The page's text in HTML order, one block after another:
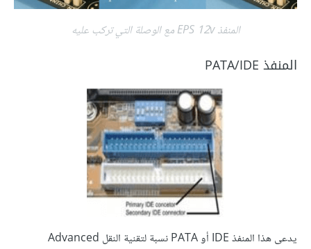
المنفذ EPS 12v مع الوصلة التي تركب عليه
المنفذ PATA/IDE
يدعى هذا المنفذ IDE أو PATA نسبة لتقنية النقل Advanced